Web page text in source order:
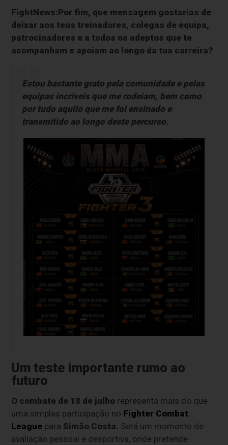
FightNews:Por fim, que mensagem gostarias de
deixar aos teus treinadores, colegas de equipa,
patrocinadores e a todos os adeptos que te
acompanham e apoiam ao longo da tua carreira?
Estou bastante grato pela comunidade e pelas
equipas incríveis que me rodeiam, bem como
por tudo aquilo que me foi ensinado e
transmitido ao longo deste percurso.
Um teste importante rumo ao
futuro
O combate de 18 de julho representa mais do que
uma simples participação no Fighter Combat
League para Simão Costa. Será um momento de
avaliação pessoal e desportiva, onde pretende